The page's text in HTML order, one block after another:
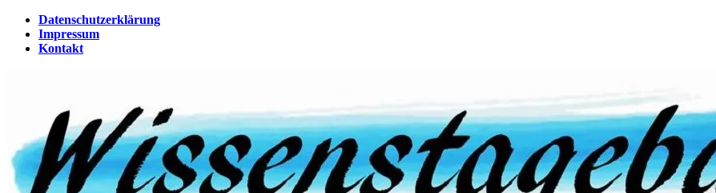
Zum
Inhalt
springen
Datenschutzerklärung
Impressum
Kontakt